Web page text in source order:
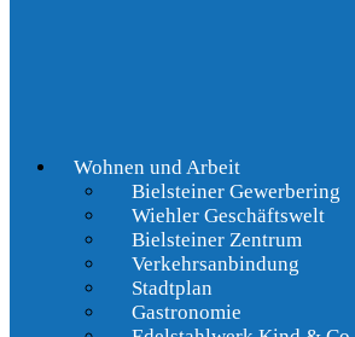
Wohnen und Arbeit
Bielsteiner Gewerbering
Wiehler Geschäftswelt
Bielsteiner Zentrum
Verkehrsanbindung
Stadtplan
Gastronomie